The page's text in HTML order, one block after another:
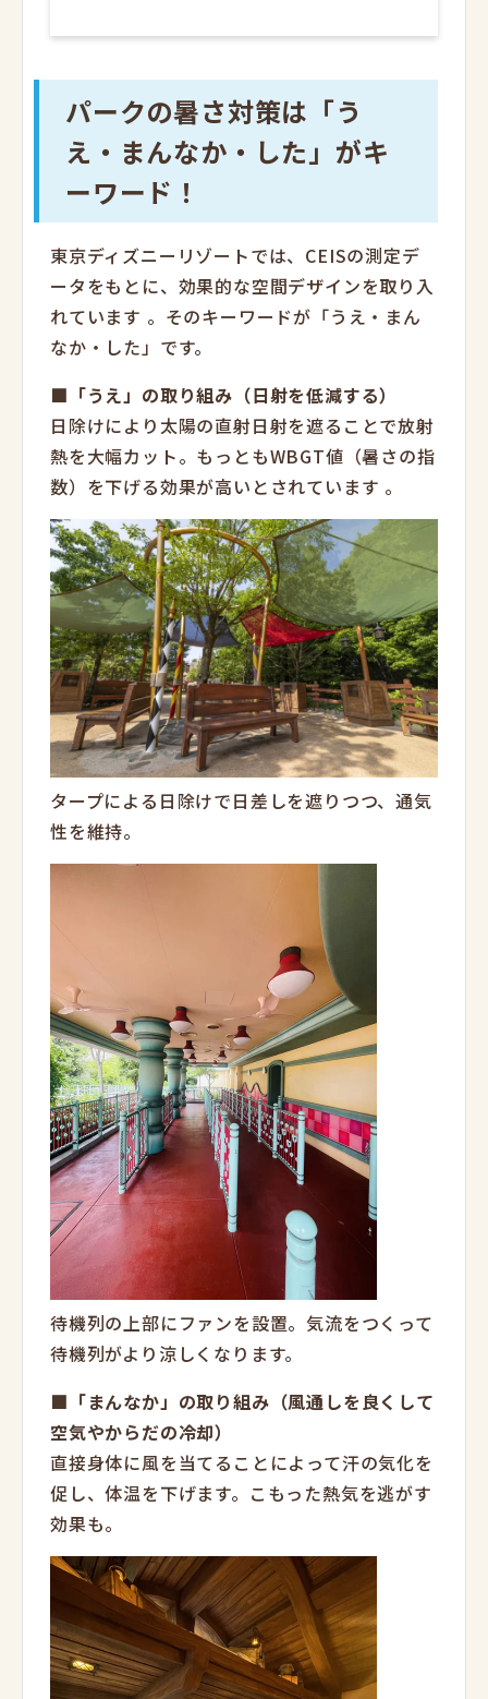
パークの暑さ対策は「う
え・まんなか・した」がキ
ーワード！
東京ディズニーリゾートでは、 CEISの測定デ
ータをもとに、効果的な空間デザインを取り入
れています 。そのキーワードが「うえ・まん
なか・した」です。
■「うえ」の取り組み（日射を低減する）
日除けにより太陽の直射日射を遮ることで放射
熱を大幅カット。 もっともWBGT値（暑さの指
数）を下げる効果が高いとされています 。
タープによる日除けで日差しを遮りつつ、通気
性を維持。
待機列の上部にファンを設置。気流をつくって
待機列がより涼しくなります。
■「まんなか」の取り組み（風通しを良くして
空気やからだの冷却）
直接身体に風を当てることによって汗の気化を
促し、体温を下げます。こもった熱気を逃がす
効果も。